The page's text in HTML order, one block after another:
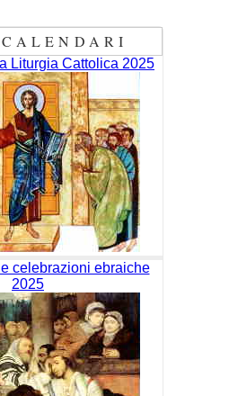
Liturgia Cattolica 2025
celebrazioni ebraiche
2025